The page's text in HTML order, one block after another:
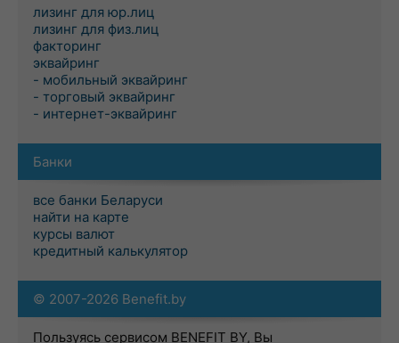
лизинг для юр.лиц
лизинг для физ.лиц
факторинг
эквайринг
- мобильный эквайринг
- торговый эквайринг
- интернет-эквайринг
Банки
все банки Беларуси
найти на карте
курсы валют
кредитный калькулятор
© 2007-2026 Benefit.by
Пользуясь сервисом BENEFIT BY, Вы